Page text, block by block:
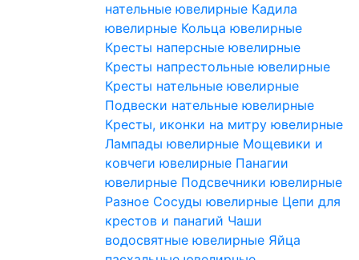
нательные ювелирные Кадила
ювелирные Кольца ювелирные
Кресты наперсные ювелирные
Кресты напрестольные ювелирные
Кресты нательные ювелирные
Подвески нательные ювелирные
Кресты, иконки на митру ювелирные
Лампады ювелирные Мощевики и
ковчеги ювелирные Панагии
ювелирные Подсвечники ювелирные
Разное Сосуды ювелирные Цепи для
крестов и панагий Чаши
водосвятные ювелирные Яйца